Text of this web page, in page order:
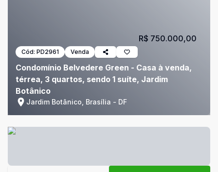
Cód: PD2961 Venda
Condomínio Belvedere Green - Casa à venda,
térrea, 3 quartos, sendo 1 suíte, Jardim
Botânico
Jardim Botânico, Brasília - DF
R$ 750.000,00